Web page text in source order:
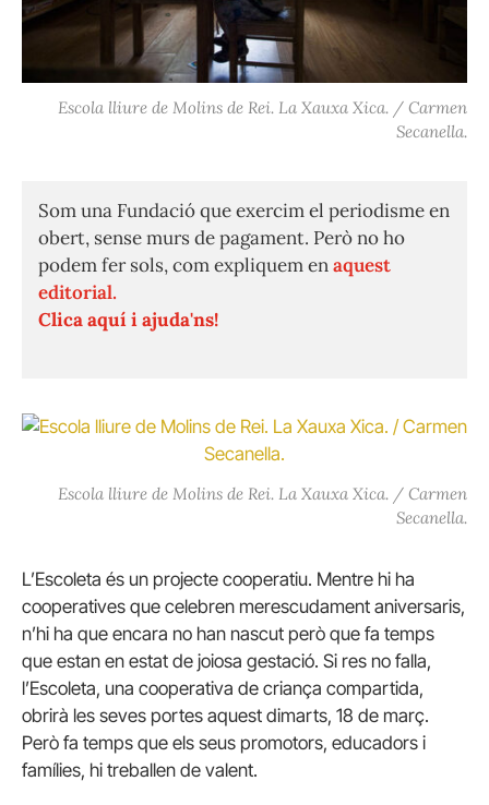
Escola lliure de Molins de Rei. La Xauxa Xica. / Carmen
Secanella.
Som una Fundació que exercim el periodisme en
obert, sense murs de pagament. Però no ho
podem fer sols, com expliquem enaquest
editorial.
Clica aquí i ajuda'ns!
Escola lliure de Molins de Rei. La Xauxa Xica. / Carmen
Secanella.
L’Escoleta és un projecte cooperatiu. Mentre hi ha
cooperatives que celebren merescudament aniversaris,
n’hi ha que encara no han nascut però que fa temps
que estan en estat de joiosa gestació. Si res no falla,
l’Escoleta, una cooperativa de criança compartida,
obrirà les seves portes aquest dimarts, 18 de març.
Però fa temps que els seus promotors, educadors i
famílies, hi treballen de valent.